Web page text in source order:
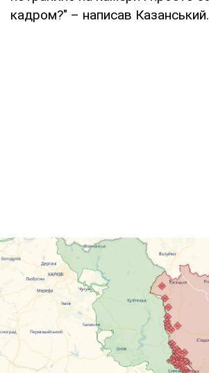
кадром?" – написав Казанський.